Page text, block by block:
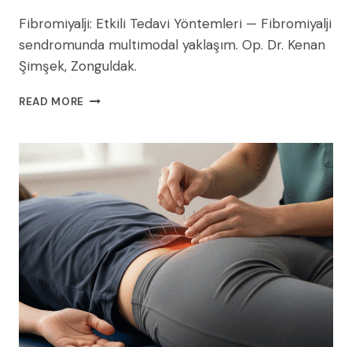
Fibromiyalji: Etkili Tedavi Yöntemleri — Fibromiyalji
sendromunda multimodal yaklaşım. Op. Dr. Kenan
Şimşek, Zonguldak.
READ MORE FIBROMIYALJI:
YÖNTEMLERI